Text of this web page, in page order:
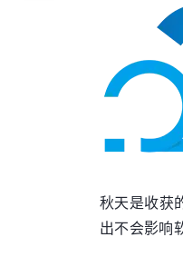
秋天是收获
出不会影响